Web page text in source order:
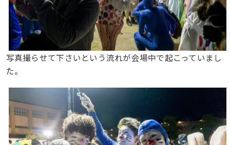
写真撮らせて下さいという流れが会場中で起こっていまし
た。